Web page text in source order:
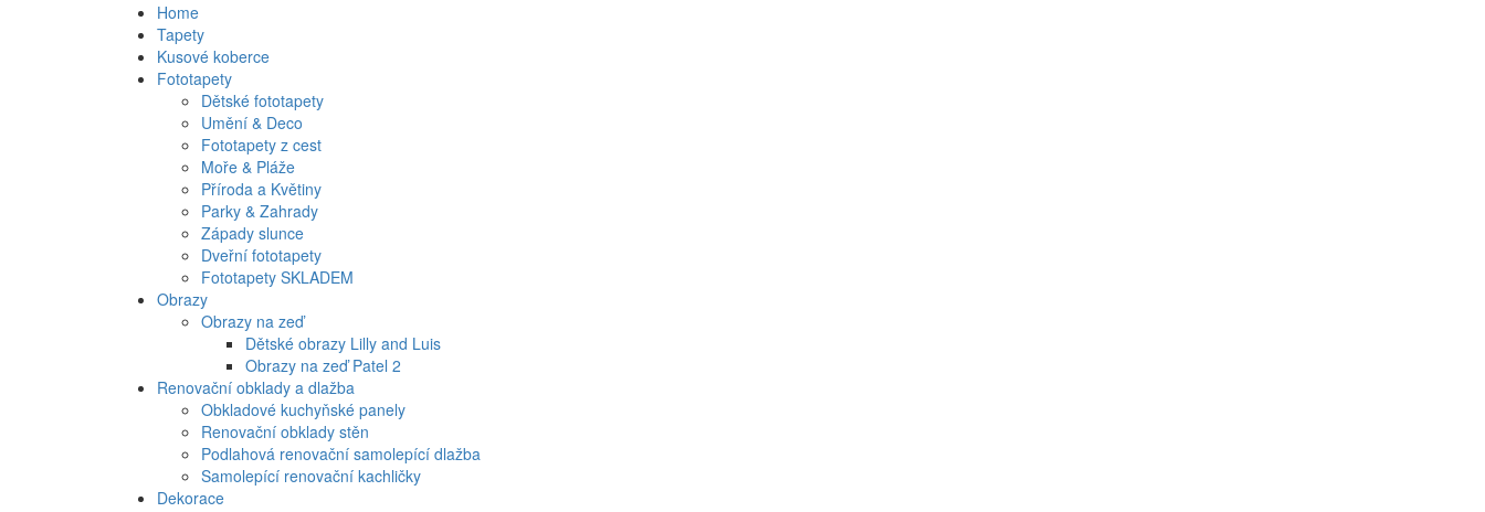
Home
Tapety
Kusové koberce
Fototapety
Dětské fototapety
Umění & Deco
Fototapety z cest
Moře & Pláže
Příroda a Květiny
Parky & Zahrady
Západy slunce
Dveřní fototapety
Fototapety SKLADEM
Obrazy
Obrazy na zeď
Dětské obrazy Lilly and Luis
Obrazy na zeď Patel 2
Renovační obklady a dlažba
Obkladové kuchyňské panely
Renovační obklady stěn
Podlahová renovační samolepící dlažba
Samolepící renovační kachličky
Dekorace